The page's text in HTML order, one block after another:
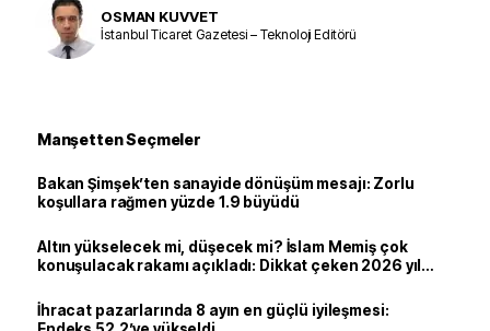
OSMAN KUVVET
İstanbul Ticaret Gazetesi – Teknoloji Editörü
Manşetten Seçmeler
Bakan Şimşek’ten sanayide dönüşüm mesajı: Zorlu
koşullara rağmen yüzde 1.9 büyüdü
Altın yükselecek mi, düşecek mi? İslam Memiş çok
konuşulacak rakamı açıkladı: Dikkat çeken 2026 yıl
İhracat pazarlarında 8 ayın en güçlü iyileşmesi: